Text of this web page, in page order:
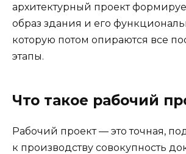
архитектурный проект
образ здания и его
которую потом опираются все
этапы.
Что такое рабочий
Рабочий проект — это точная,
к производству совокупность